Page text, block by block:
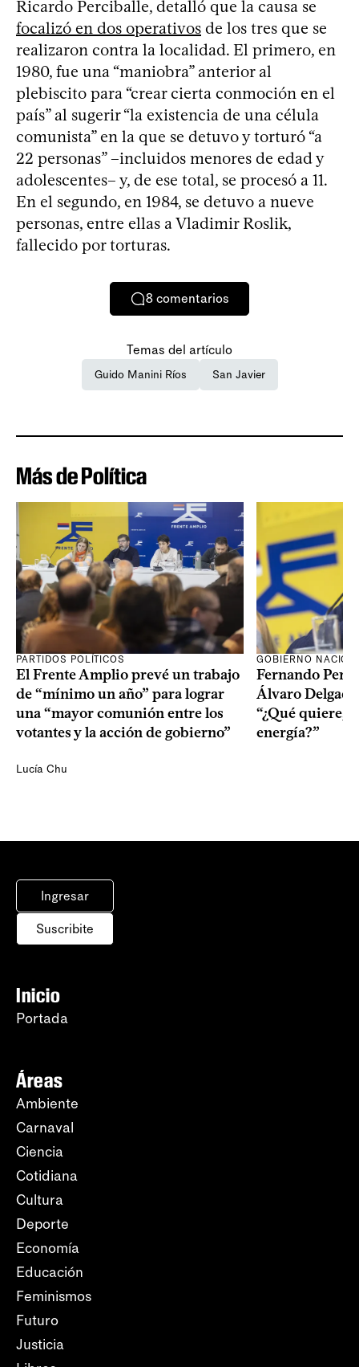
Ricardo Perciballe, detalló que la causa se
focalizó en dos operativos de los tres que se
realizaron contra la localidad. El primero, en
1980, fue una “maniobra” anterior al
plebiscito para “crear cierta conmoción en el
país” al sugerir “la existencia de una célula
comunista” en la que se detuvo y torturó “a
22 personas” –incluidos menores de edad y
adolescentes– y, de ese total, se procesó a 11.
En el segundo, en 1984, se detuvo a nueve
personas, entre ellas a Vladimir Roslik,
fallecido por torturas.
8 comentarios
Temas del artículo
Guido Manini Ríos San Javier
Más de Política
PARTIDOS POLÍTICOS
El Frente Amplio prevé un trabajo
de “mínimo un año” para lograr
una “mayor comunión entre los
votantes y la acción de gobierno”
Lucía Chu
GOBIERNO
Fernando
Álvaro
“¿Qué quiere,
energía?”
Ingresar
Suscribite
Inicio
Portada
Áreas
Ambiente
Carnaval
Ciencia
Cotidiana
Cultura
Deporte
Economía
Educación
Feminismos
Futuro
Justicia